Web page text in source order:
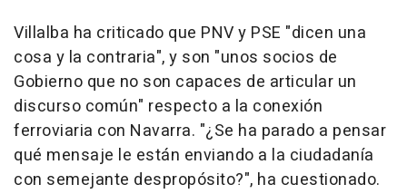
Villalba ha criticado que PNV y PSE "dicen una
cosa y la contraria", y son "unos socios de
Gobierno que no son capaces de articular un
discurso común" respecto a la conexión
ferroviaria con Navarra. "¿Se ha parado a pensar
qué mensaje le están enviando a la ciudadanía
con semejante despropósito?", ha cuestionado.